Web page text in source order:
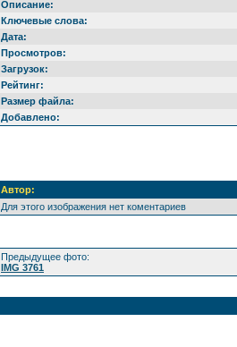
Описание:
Ключевые слова:
Дата:
Просмотров:
Загрузок:
Рейтинг:
Размер файла:
Добавлено:
Автор:
Для этого изображения нет коментариев
Предыдущее фото:
IMG 3761